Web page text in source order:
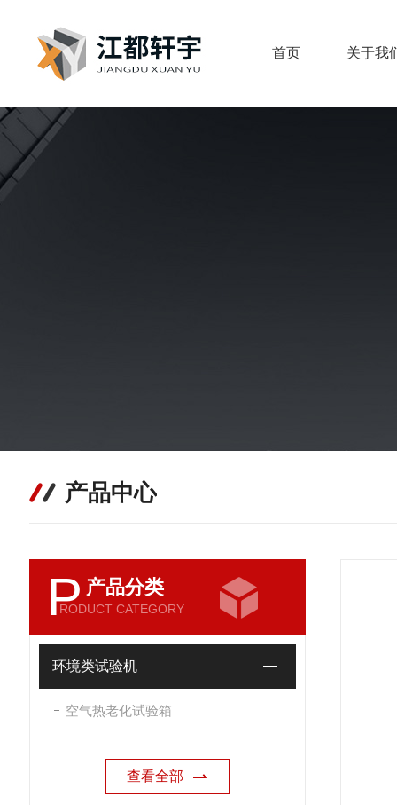
首页 关于我
产品中心
P 产品分类
RODUCT CATEGORY
环境类试验机
空气热老化试验箱
查看全部